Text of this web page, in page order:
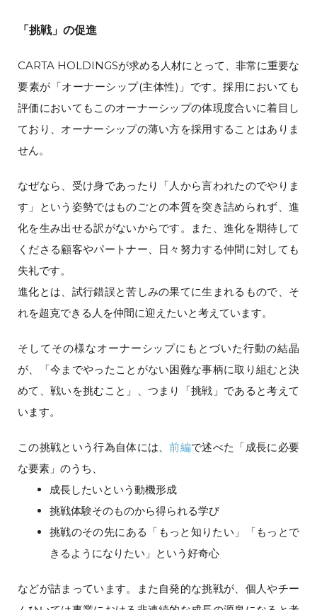
「挑戦」の促進
CARTA HOLDINGSが求める人材にとって、非常に重要な
要素が「オーナーシップ(主体性)」です。採用においても
評価においてもこのオーナーシップの体現度合いに着目し
ており、オーナーシップの薄い方を採用することはありま
せん。
なぜなら、受け身であったり「人から言われたのでやりま
す」という姿勢ではものごとの本質を突き詰められず、進
化を生み出せる訳がないからです。また、進化を期待して
くださる顧客やパートナー、日々努力する仲間に対しても
失礼です。
進化とは、試行錯誤と苦しみの果てに生まれるもので、そ
れを超克できる人を仲間に迎えたいと考えています。
そしてその様なオーナーシップにもとづいた行動の結晶
が、「今までやったことがない困難な事柄に取り組むと決
めて、戦いを挑むこと」、つまり「挑戦」であると考えて
います。
この挑戦という行為自体には、前編で述べた「成長に必要
な要素」のうち、
成長したいという動機形成
挑戦体験そのものから得られる学び
挑戦のその先にある「もっと知りたい」「もっとで
きるようになりたい」という好奇心
などが詰まっています。また自発的な挑戦が、個人やチー